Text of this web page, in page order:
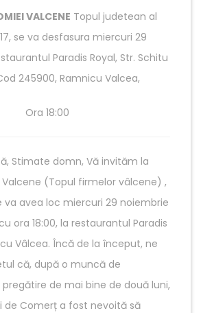
VALCENE Topul judetean al
se va desfasura miercuri 29
Paradis Royal, Str. Schitu
245900, Ramnicu Valcea,
Ora 18:00
Stimate domn, Vă invităm la
Valcene (Topul firmelor vâlcene) ,
avea loc miercuri 29 noiembrie
ora 18:00, la restaurantul Paradis
Vâlcea. Încă de la început, ne
că, după o muncă de
pregătire de mai bine de două luni,
de Comerț a fost nevoită să